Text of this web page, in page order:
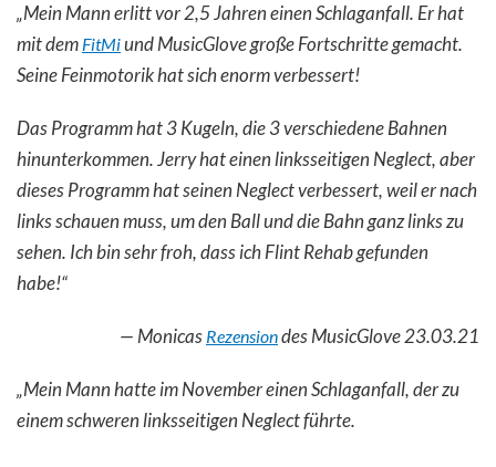
„Mein Mann erlitt vor 2,5 Jahren einen Schlaganfall. Er hat
mit dem FitMiund MusicGlove große Fortschritte gemacht.
Seine Feinmotorik hat sich enorm verbessert!
Das Programm hat 3 Kugeln, die 3 verschiedene Bahnen
hinunterkommen. Jerry hat einen linksseitigen Neglect, aber
dieses Programm hat seinen Neglect verbessert, weil er nach
links schauen muss, um den Ball und die Bahn ganz links zu
sehen. Ich bin sehr froh, dass ich Flint Rehab gefunden
habe!“
— Monicas Rezensiondes MusicGlove 23.03.21
„Mein Mann hatte im November einen Schlaganfall, der zu
einem schweren linksseitigen Neglect führte.